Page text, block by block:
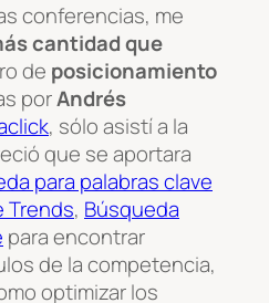
conferencias, me
cantidad que
de posicionamiento
porAndrés
, sólo asistí a la
que se aportara
para palabras clave
Trends, Búsqueda
para encontrar
de la competencia,
optimizar los